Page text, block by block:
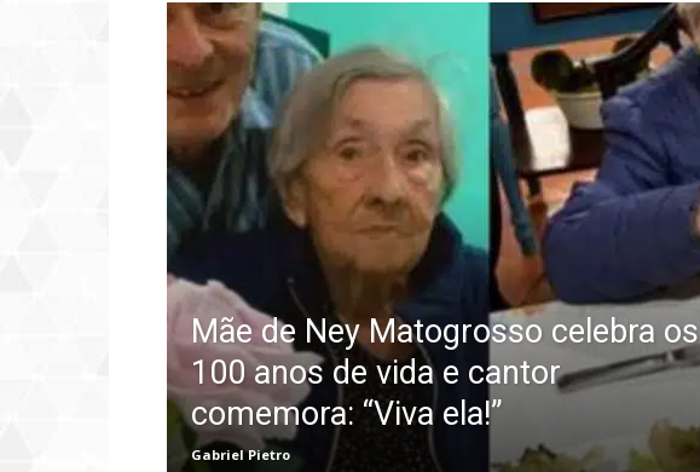
Mãe de Ney Matogrosso celebra os
100 anos de vida e cantor
comemora: “Viva ela!”
Gabriel Pietro